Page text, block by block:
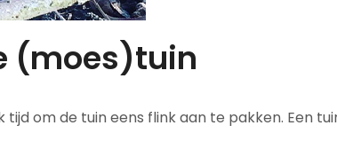
(moes)tuin
om de tuin eens flink aan te pakken. Een